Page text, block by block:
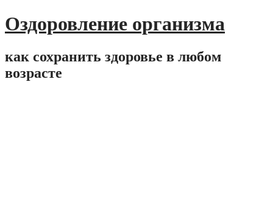
Оздоровление организма
как сохранить здоровье в любом
возрасте